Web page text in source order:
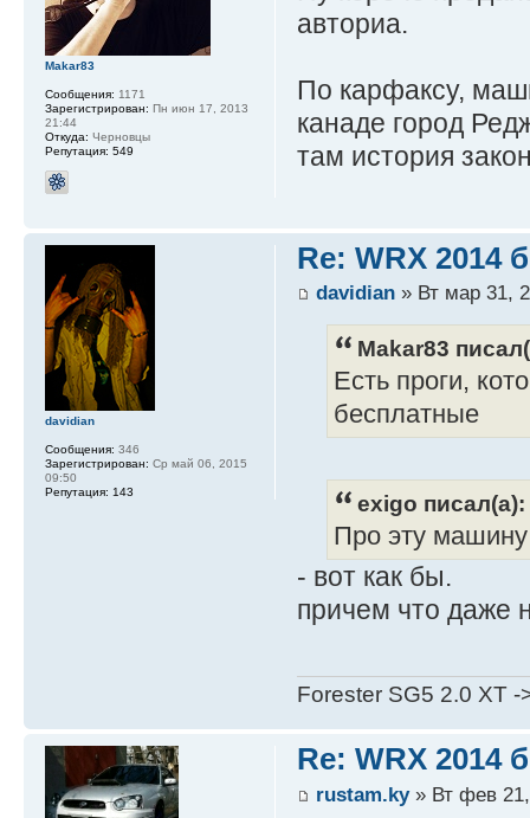
авториа.
По карфаксу,
канаде город
там история
Makar83
Сообщения: 1171
Зарегистрирован: Пн июн 17, 2013
21:44
Откуда: Черновцы
Репутация: 549
Re: WRX 2014
davidian» Вт мар 31,
Makar83
Есть проги,
бесплатные
exigo писал(а):
Про эту
- вот как бы.
причем что даже
Forester SG5 2.0 XT
davidian
Сообщения: 346
Зарегистрирован: Ср май 06, 2015
09:50
Репутация: 143
Re: WRX 2014
rustam.ky» Вт фев